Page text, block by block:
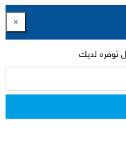
×
توفره لديك